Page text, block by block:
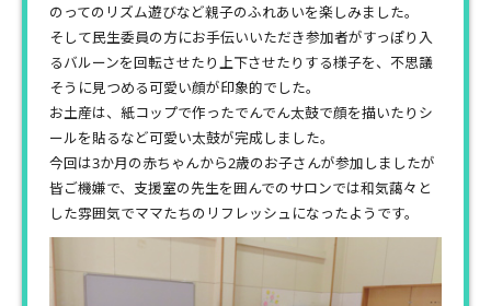
のってのリズム遊びなど親子のふれあいを楽しみました。
そして民生委員の方にお手伝いいただき参加者がすっぽり入
るバルーンを回転させたり上下させたりする様子を、不思議
そうに見つめる可愛い顔が印象的でした。
お土産は、紙コップで作ったでんでん太鼓で顔を描いたりシ
ールを貼るなど可愛い太鼓が完成しました。
今回は3か月の赤ちゃんから2歳のお子さんが参加しましたが
皆ご機嫌で、支援室の先生を囲んでのサロンでは和気藹々と
した雰囲気でママたちのリフレッシュになったようです。